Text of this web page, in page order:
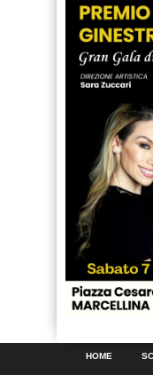
HOME
SARA ZUCCARI